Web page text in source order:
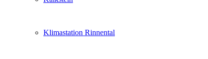
Klimastation Rinnental